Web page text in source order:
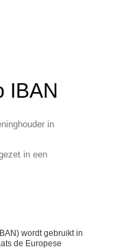
IBAN
in
in een
wordt gebruikt in
de Europese